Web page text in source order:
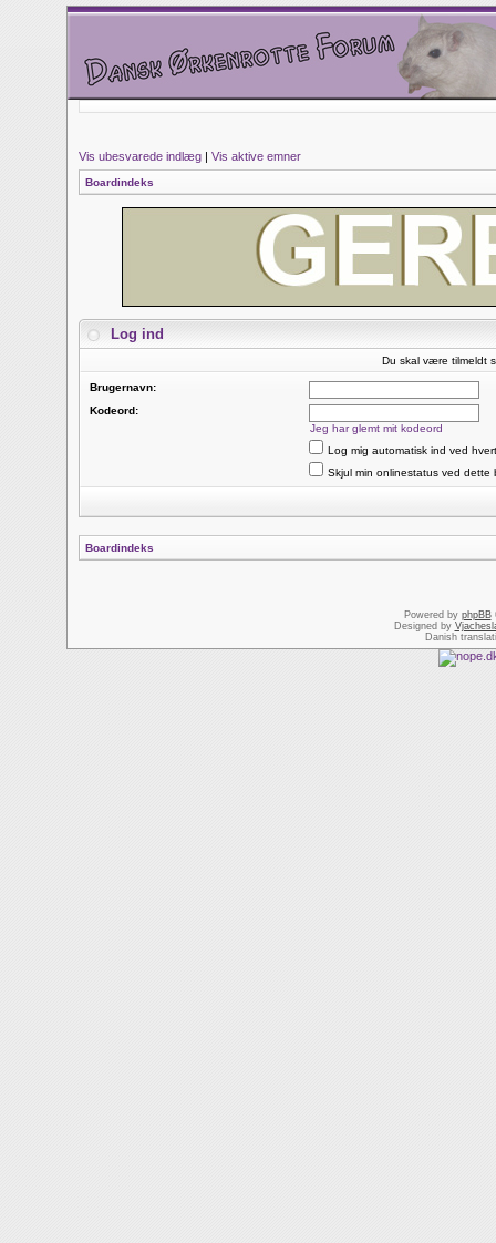
Vis ubesvarede indlæg | Vis aktive emner
Boardindeks
Log ind
Du skal være tilmeldt
Brugernavn:
Kodeord:
Jeg har glemt mit kodeord
Log mig automatisk ind ved
Skjul min onlinestatus ved dette
Boardindeks
Powered by phpBB
Designed by
Danish